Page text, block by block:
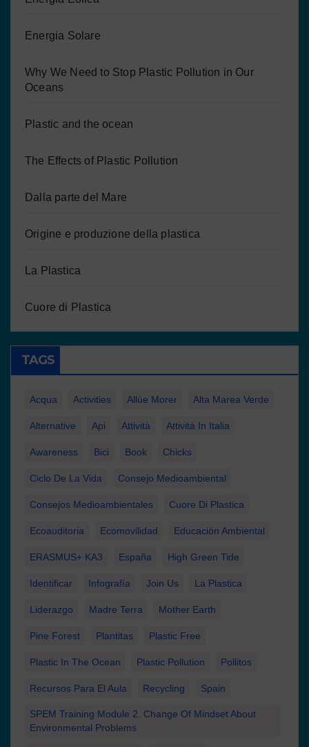
Energia Solare
Why We Need to Stop Plastic Pollution in Our
Oceans
Plastic and the ocean
The Effects of Plastic Pollution
Dalla parte del Mare
Origine e produzione della plastica
La Plastica
Cuore di Plastica
TAGS
Acqua Activities Allúe Morer Alta Marea Verde
Alternative Api Attività Attività In Italia
Awareness Bici Book Chicks
Ciclo De La Vida Consejo Medioambiental
Consejos Medioambientales Cuore Di Plastica
Ecoauditoria Ecomovilidad Educación Ambiental
ERASMUS+ KA3 España High Green Tide
Identificar Infografía Join Us La Plastica
Liderazgo Madre Terra Mother Earth
Pine Forest Plantitas Plastic Free
Plastic In The Ocean Plastic Pollution Pollitos
Recursos Para El Aula Recycling Spain
SPEM Training Module 2. Change Of Mindset About
Environmental Problems